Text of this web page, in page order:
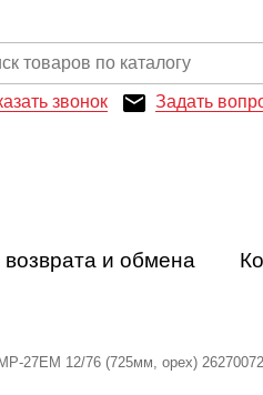
звонок Задать
возврата и обмена
27ЕМ 12/76 (725мм, орех)